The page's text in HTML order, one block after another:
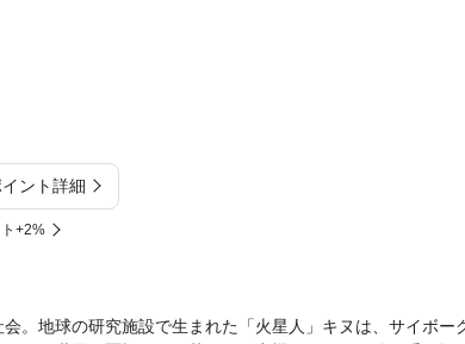
イント詳細
+2%
。地球の研究施設で生まれた「火星人」キヌは、サイボー